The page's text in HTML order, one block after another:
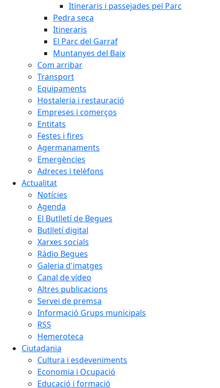
Itineraris i passejades pel Parc
Pedra seca
Itineraris
El Parc del Garraf
Muntanyes del Baix
Com arribar
Transport
Equipaments
Hostaleria i restauració
Empreses i comerços
Entitats
Festes i fires
Agermanaments
Emergències
Adreces i telèfons
Actualitat
Notícies
Agenda
El Butlletí de Begues
Butlletí digital
Xarxes socials
Ràdio Begues
Galeria d'imatges
Canal de vídeo
Altres publicacions
Servei de premsa
Informació Grups municipals
RSS
Hemeroteca
Ciutadania
Cultura i esdeveniments
Economia i Ocupació
Educació i formació